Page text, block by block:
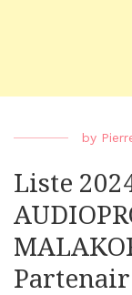
by
Liste